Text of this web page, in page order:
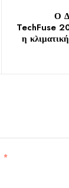
Ο
TechFuse
η
*